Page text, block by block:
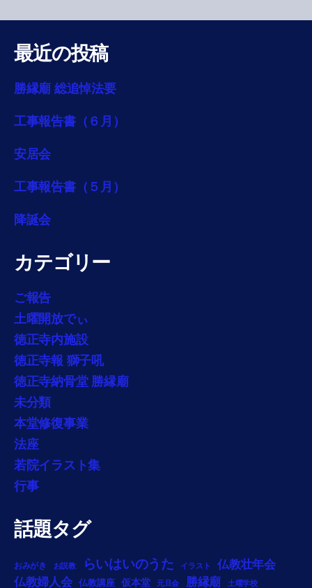
最近の投稿
勝縁廟 総追悼法要
工事報告書（６月）
安居会
工事報告書（５月）
降誕会
カテゴリー
ご報告
土曜開放でぃ
徳正寺内施設
徳正寺報 獅子吼
徳正寺納骨堂 勝縁廟
未分類
本堂修復事業
法座
若院イラスト集
行事
話題タグ
おみがき お説教 らいはいのうた イラスト
仏教壮年会
仏教婦人会
仏教講座 仮本堂 元旦会 勝縁廟 土曜学校